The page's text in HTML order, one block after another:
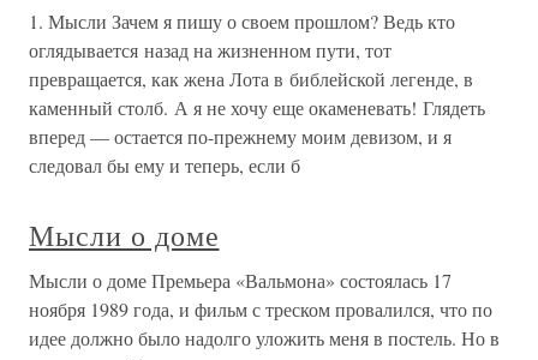
1. Мысли Зачем я пишу о своем прошлом? Ведь кто
оглядывается назад на жизненном пути, тот
превращается, как жена Лота в библейской легенде, в
каменный столб. А я не хочу еще окаменевать! Глядеть
вперед — остается по-прежнему моим девизом, и я
следовал бы ему и теперь, если б
Мысли о доме
Мысли о доме Премьера «Вальмона» состоялась 17
ноября 1989 года, и фильм с треском провалился, что по
идее должно было надолго уложить меня в постель. Но в